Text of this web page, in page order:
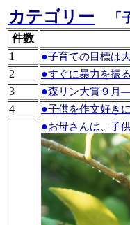
カテゴリー 「
件数
1
●子育ての目標は
2 ●すぐに暴力を振
3 ●森リン大賞９月
4 ●子供を作文好き
●お母さんは、子